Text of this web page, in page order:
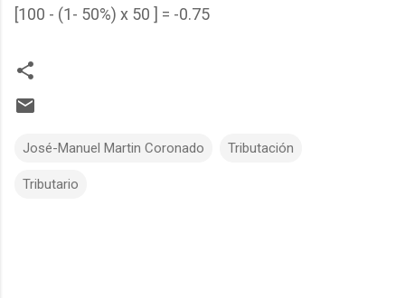
[100 - (1- 50%) x 50 ] = -0.75
José-Manuel Martin Coronado Tributación
Tributario